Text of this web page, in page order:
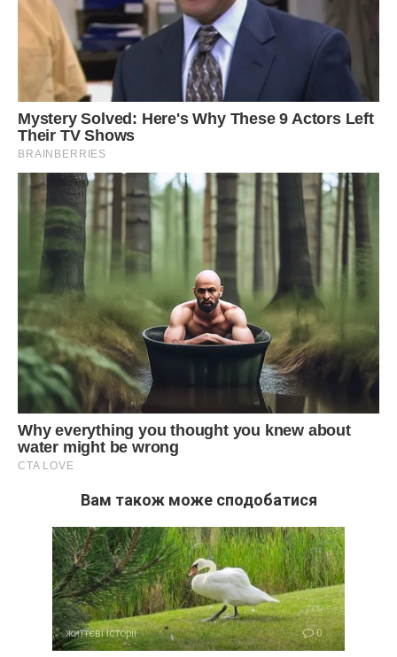
Вам також може сподобатися
життєві історії 0